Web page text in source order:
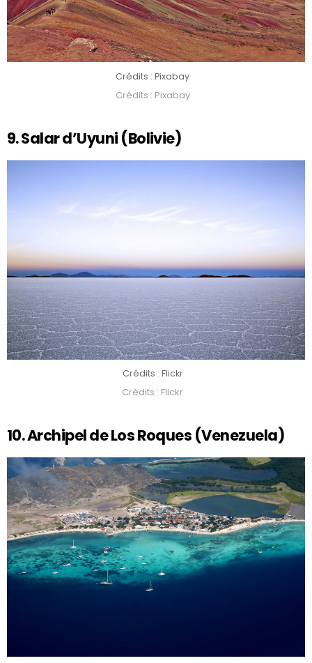
Crédits : Pixabay
Crédits : Pixabay
9. Salar d’Uyuni (Bolivie)
Crédits : Flickr
Crédits : Flickr
10. Archipel de Los Roques (Venezuela)